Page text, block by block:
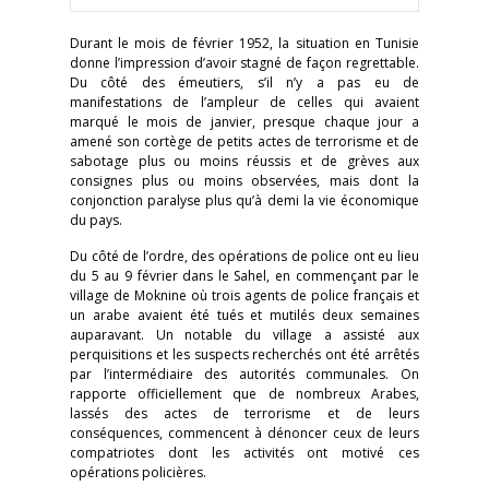
Durant le mois de février 1952, la situation en Tunisie
donne l’impression d’avoir stagné de façon regrettable.
Du côté des émeutiers, s’il n’y a pas eu de
manifestations de l’ampleur de celles qui avaient
marqué le mois de janvier, presque chaque jour a
amené son cortège de petits actes de terrorisme et de
sabotage plus ou moins réussis et de grèves aux
consignes plus ou moins observées, mais dont la
conjonction paralyse plus qu’à demi la vie économique
du pays.
Du côté de l’ordre, des opérations de police ont eu lieu
du 5 au 9 février dans le Sahel, en commençant par le
village de Moknine où trois agents de police français et
un arabe avaient été tués et mutilés deux semaines
auparavant. Un notable du village a assisté aux
perquisitions et les suspects recherchés ont été arrêtés
par l’intermédiaire des autorités communales. On
rapporte officiellement que de nombreux Arabes,
lassés des actes de terrorisme et de leurs
conséquences, commencent à dénoncer ceux de leurs
compatriotes dont les activités ont motivé ces
opérations policières.